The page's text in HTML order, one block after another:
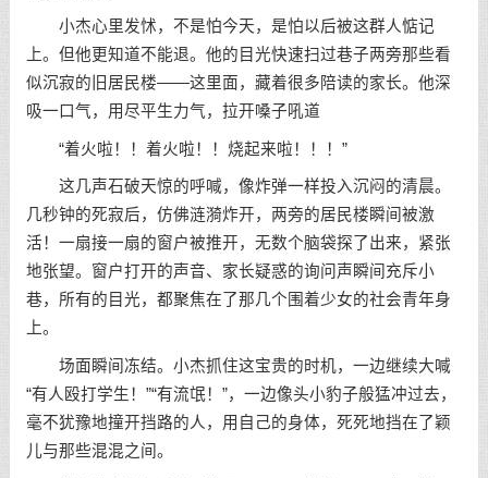
小杰心里发怵，不是怕今天，是怕以后被这群人惦记
上。但他更知道不能退。他的目光快速扫过巷子两旁那些看
似沉寂的旧居民楼——这里面，藏着很多陪读的家长。他深
吸一口气，用尽平生力气，拉开嗓子吼道
“着火啦！！着火啦！！烧起来啦！！！”
这几声石破天惊的呼喊，像炸弹一样投入沉闷的清晨。
几秒钟的死寂后，仿佛涟漪炸开，两旁的居民楼瞬间被激
活！一扇接一扇的窗户被推开，无数个脑袋探了出来，紧张
地张望。窗户打开的声音、家长疑惑的询问声瞬间充斥小
巷，所有的目光，都聚焦在了那几个围着少女的社会青年身
上。
场面瞬间冻结。小杰抓住这宝贵的时机，一边继续大喊
“有人殴打学生！”“有流氓！”，一边像头小豹子般猛冲过去，
毫不犹豫地撞开挡路的人，用自己的身体，死死地挡在了颖
儿与那些混混之间。